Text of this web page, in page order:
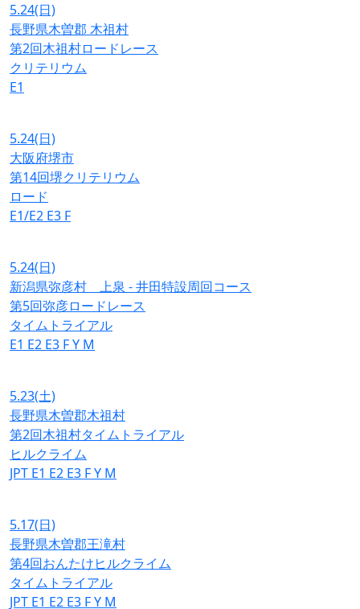
5.24(日)
長野県木曽郡 木祖村
第2回木祖村ロードレース
クリテリウム
E1
5.24(日)
大阪府堺市
第14回堺クリテリウム
ロード
E1/E2 E3 F
5.24(日)
新潟県弥彦村 上泉 - 井田特設周回コース
第5回弥彦ロードレース
タイムトライアル
E1 E2 E3 FY M
5.23(土)
長野県木曽郡木祖村
第2回木祖村タイムトライアル
ヒルクライム
JPT E1 E2 E3 FY M
5.17(日)
長野県木曽郡王滝村
第4回おんたけヒルクライム
タイムトライアル
JPT E1 E2 E3 FY M